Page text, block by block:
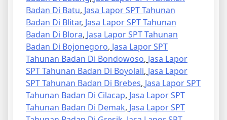
Badan Di Batu, Jasa Lapor SPT Tahunan
Badan Di Blitar, Jasa Lapor SPT Tahunan
Badan Di Blora, Jasa Lapor SPT Tahunan
Badan Di Bojonegoro, Jasa Lapor SPT
Tahunan Badan Di Bondowoso, Jasa Lapor
SPT Tahunan Badan Di Boyolali, Jasa Lapor
SPT Tahunan Badan Di Brebes, Jasa Lapor SPT
Tahunan Badan Di Cilacap, Jasa Lapor SPT
Tahunan Badan Di Demak, Jasa Lapor SPT